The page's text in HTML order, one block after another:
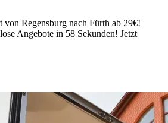
von Regensburg nach Fürth ab 29€!
Angebote in 58 Sekunden! Jetzt